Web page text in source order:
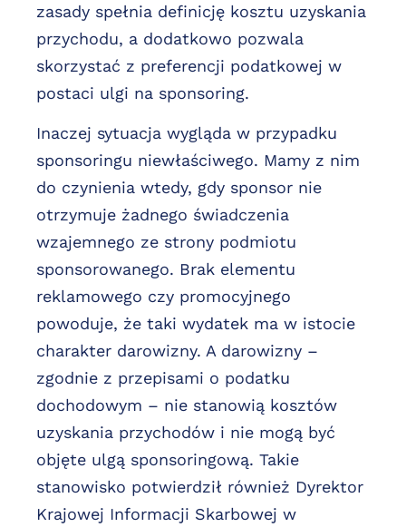
zasady spełnia definicję kosztu uzyskania
przychodu, a dodatkowo pozwala
skorzystać z preferencji podatkowej w
postaci ulgi na sponsoring.
Inaczej sytuacja wygląda w przypadku
sponsoringu niewłaściwego. Mamy z nim
do czynienia wtedy, gdy sponsor nie
otrzymuje żadnego świadczenia
wzajemnego ze strony podmiotu
sponsorowanego. Brak elementu
reklamowego czy promocyjnego
powoduje, że taki wydatek ma w istocie
charakter darowizny. A darowizny –
zgodnie z przepisami o podatku
dochodowym – nie stanowią kosztów
uzyskania przychodów i nie mogą być
objęte ulgą sponsoringową. Takie
stanowisko potwierdził również Dyrektor
Krajowej Informacji Skarbowej w